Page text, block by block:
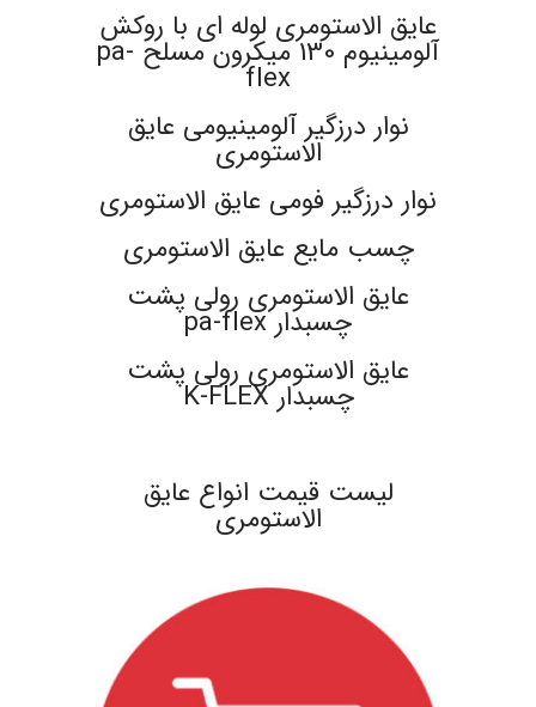
عایق الاستومری لوله ای با روکش
آلومینیوم 130 میکرون مسلح pa-
flex
نوار درزگیر آلومینیومی عایق
الاستومری
نوار درزگیر فومی عایق الاستومری
چسب مایع عایق الاستومری
عایق الاستومری رولی پشت
چسبدار pa-flex
عایق الاستومری رولی پشت
چسبدار K-FLEX
لیست قیمت انواع عایق
الاستومری